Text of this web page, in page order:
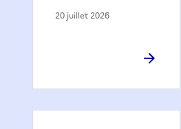
20 juillet 2026